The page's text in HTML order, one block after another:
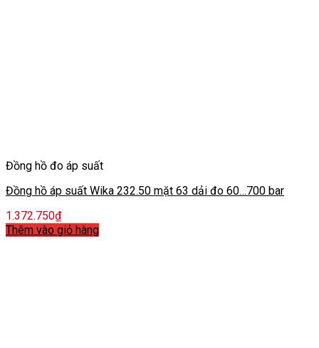
Đồng hồ đo áp suất
Đồng hồ áp suất Wika 232.50 mặt 63 dải đo 60…700 bar
1.372.750₫
Thêm vào giỏ hàng